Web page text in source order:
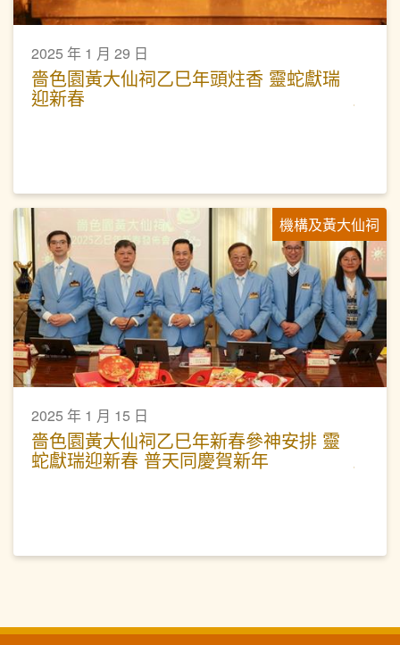
2025 年 1 月 29 日
嗇色園黃大仙祠乙巳年頭炷香 靈蛇獻瑞
迎新春
機構及黃大仙祠
2025 年 1 月 15 日
嗇色園黃大仙祠乙巳年新春參神安排 靈
蛇獻瑞迎新春 普天同慶賀新年